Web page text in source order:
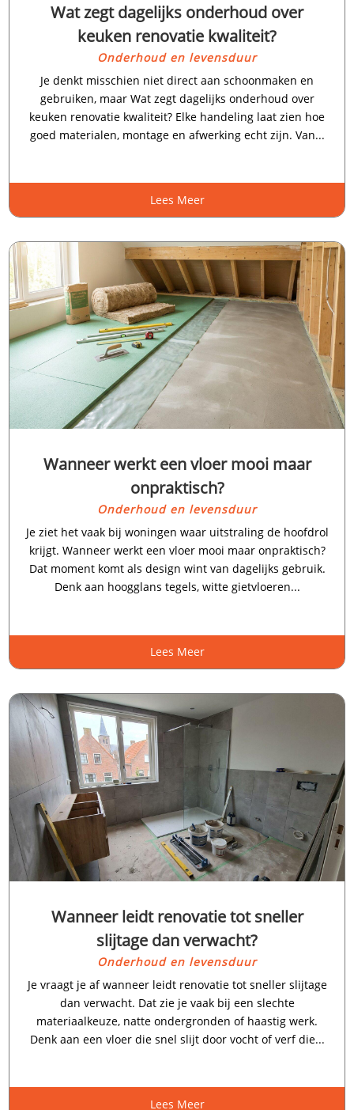
Wat zegt dagelijks onderhoud over
keuken renovatie kwaliteit?
Onderhoud en levensduur
Je denkt misschien niet direct aan schoonmaken en
gebruiken, maar Wat zegt dagelijks onderhoud over
keuken renovatie kwaliteit? Elke handeling laat zien hoe
goed materialen, montage en afwerking echt zijn.​ Van...
Lees Meer
Wanneer werkt een vloer mooi maar
onpraktisch?
Onderhoud en levensduur
Je ziet het vaak bij woningen waar uitstraling de hoofdrol
krijgt.​ Wanneer werkt een vloer mooi maar onpraktisch?
Dat moment komt als design wint van dagelijks gebruik.​
Denk aan hoogglans tegels, witte gietvloeren...
Lees Meer
Wanneer leidt renovatie tot sneller
slijtage dan verwacht?
Onderhoud en levensduur
Je vraagt je af wanneer leidt renovatie tot sneller slijtage
dan verwacht.​ Dat zie je vaak bij een slechte
materiaalkeuze, natte ondergronden of haastig werk.​
Denk aan een vloer die snel slijt door vocht of verf die...
Lees Meer